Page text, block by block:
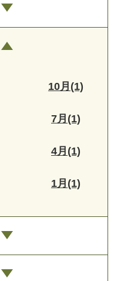
10月(1)
7月(1)
4月(1)
1月(1)